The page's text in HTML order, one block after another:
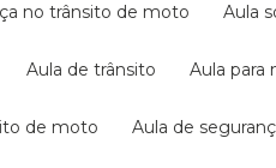
no trânsito de moto aula
aula de trânsito aula
de moto aula de